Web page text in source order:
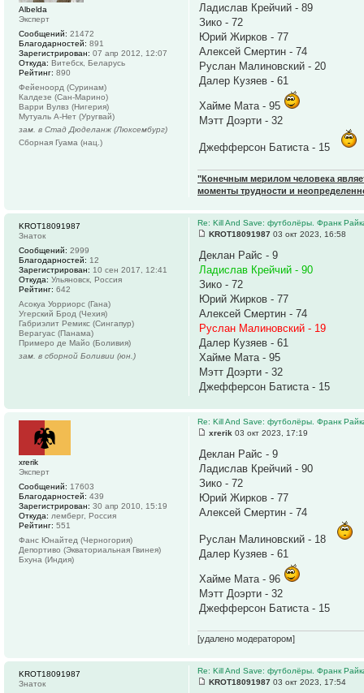
Ладислав Крейчий - 89
Зико - 72
Юрий Жирков - 77
Алексей Смертин - 74
Руслан Малиновский - 20
Далер Кузяев - 61
Хайме Мата - 95
Мэтт Доэрти - 32
Джефферсон Батиста - 15
"Конечным мерилом человека
моменты трудности и
Albelda
Эксперт
Сообщений: 21472
Благодарностей: 891
Зарегистрирован: 07 апр 2012, 12:07
Откуда: Витебск, Беларусь
Рейтинг: 890
Фейеноорд (Суринам)
Калдезе (Сан-Марино)
Варри Вулвз (Нигерия)
Мутуаль А-Нет (Уругвай)
зам. в Стад Дюделанж (Люксембург)
Сборная Гуама (нац.)
Re: Kill And Save: футболёры. Франк
KROT18091987 03 окт 2023, 16:58
Деклан Райс - 9
Ладислав Крейчий - 90
Зико - 72
Юрий Жирков - 77
Алексей Смертин - 74
Руслан Малиновский - 19
Далер Кузяев - 61
Хайме Мата - 95
Мэтт Доэрти - 32
Джефферсон Батиста - 15
KROT18091987
Знаток
Сообщений: 2999
Благодарностей: 12
Зарегистрирован: 10 сен 2017, 12:41
Откуда: Ульяновск, Россия
Рейтинг: 642
Асокуа Уорриорс (Гана)
Угерский Брод (Чехия)
Габриэлит Ремикс (Сингапур)
Верагуас (Панама)
Примеро де Майо (Боливия)
зам. в сборной Боливии (юн.)
Re: Kill And Save: футболёры. Франк
xrerik 03 окт 2023, 17:19
Деклан Райс - 9
Ладислав Крейчий - 90
Зико - 72
Юрий Жирков - 77
Алексей Смертин - 74
Руслан Малиновский - 18
Далер Кузяев - 61
Хайме Мата - 96
Мэтт Доэрти - 32
Джефферсон Батиста - 15
[удалено модератором]
xrerik
Эксперт
Сообщений: 17603
Благодарностей: 439
Зарегистрирован: 30 апр 2010, 15:19
Откуда: лемберг, Россия
Рейтинг: 551
Фанс Юнайтед (Черногория)
Депортиво (Экваториальная Гвинея)
Бхуна (Индия)
Re: Kill And Save: футболёры. Франк
KROT18091987 03 окт 2023, 17:54
KROT18091987
Знаток